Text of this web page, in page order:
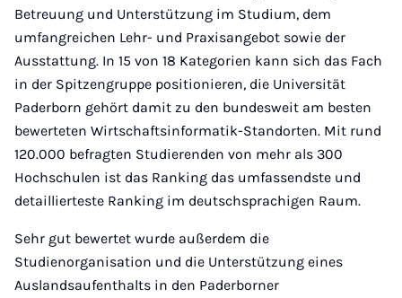
Betreuung und Unterstützung im Studium, dem
umfangreichen Lehr- und Praxisangebot sowie der
Ausstattung. In 15 von 18 Kategorien kann sich das Fach
in der Spitzengruppe positionieren, die Universität
Paderborn gehört damit zu den bundesweit am besten
bewerteten Wirtschaftsinformatik-Standorten. Mit rund
120.000 befragten Studierenden von mehr als 300
Hochschulen ist das Ranking das umfassendste und
detaillierteste Ranking im deutschsprachigen Raum.
Sehr gut bewertet wurde außerdem die
Studienorganisation und die Unterstützung eines
Auslandsaufenthalts in den Paderborner